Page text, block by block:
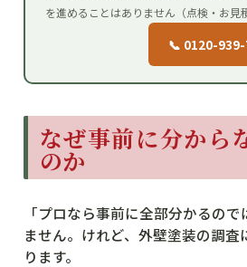
を進めることはありません（点検・お見
📞 0120-
なぜ事前に分から
のか
「プロなら事前に全部分かるの
ません。けれど、外壁塗装の調査
ります。